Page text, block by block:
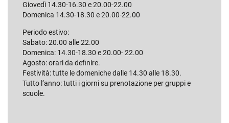
Giovedì 14.30-16.30 e 20.00-22.00
Domenica 14.30-18.30 e 20.00-22.00
Periodo estivo:
Sabato: 20.00 alle 22.00
Domenica: 14.30-18.30 e 20.00- 22.00
Agosto: orari da definire.
Festività: tutte le domeniche dalle 14.30 alle 18.30.
Tutto l’anno: tutti i giorni su prenotazione per gruppi e
scuole.